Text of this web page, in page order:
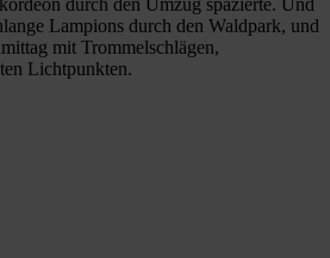
Lampions durch den Waldpark, und
mit Trommelschlägen,
Lichtpunkten.